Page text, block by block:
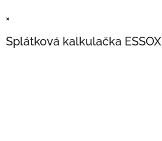
×
Splátková kalkulačka ESSOX